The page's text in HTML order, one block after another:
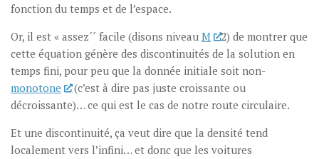
fonction du temps et de l’espace.
Or, il est « assez´´ facile (disons niveau M
2) de montrer que
cette équation génère des discontinuités de la solution en
temps fini, pour peu que la donnée initiale soit non-
monotone
(c’est à dire pas juste croissante ou
décroissante)… ce qui est le cas de notre route circulaire.
Et une discontinuité, ça veut dire que la densité tend
localement vers l’infini… et donc que les voitures